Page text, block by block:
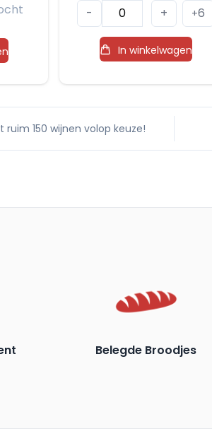
-
Miraval
Côtes
de
Rosé
2024
aantal
+ +6
In winkelwagen
ruim 150 wijnen volop keuze!
Belegde Broodjes